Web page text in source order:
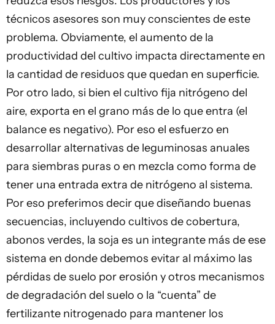
técnicos asesores son muy conscientes de este
problema. Obviamente, el aumento de la
productividad del cultivo impacta directamente en
la cantidad de residuos que quedan en superficie.
Por otro lado, si bien el cultivo fija nitrógeno del
aire, exporta en el grano más de lo que entra (el
balance es negativo). Por eso el esfuerzo en
desarrollar alternativas de leguminosas anuales
para siembras puras o en mezcla como forma de
tener una entrada extra de nitrógeno al sistema.
Por eso preferimos decir que diseñando buenas
secuencias, incluyendo cultivos de cobertura,
abonos verdes, la soja es un integrante más de ese
sistema en donde debemos evitar al máximo las
pérdidas de suelo por erosión y otros mecanismos
de degradación del suelo o la “cuenta” de
fertilizante nitrogenado para mantener los